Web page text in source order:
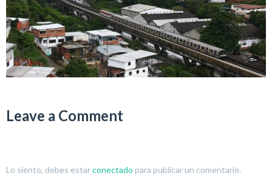
Leave a Comment
Lo siento, debes estarconectado para publicar un comentario.